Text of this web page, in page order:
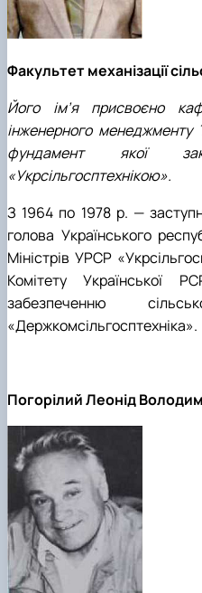
Факультет механізації
Його ім’я присвоєно
інженерного менеджменту
фундамент якої
«Укрсільгосптехнікою».
З 1964 по 1978 р. —
голова Українського
Міністрів УРСР
Комітету Української
забезпеченню
«Держкомсільгосптехніка».
Погорілий Леонід